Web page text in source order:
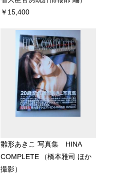
￥15,400
雛形あきこ 写真集 HINA
COMPLETE
（橋本雅司 ほか
撮影）